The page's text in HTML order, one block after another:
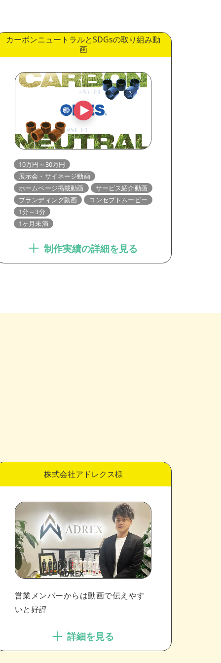
カーボンニュートラルとSDGsの取り組み動
画
10万円～30万円
展示会・サイネージ動画
ホームページ掲載動画
サービス紹介動画
ブランディング動画
コンセプトムービー
1分～3分
1ヶ月未満
制作実績の詳細を見る
株式会社アドレクス様
営業メンバーからは動画で伝えやす
いと好評
詳細を見る